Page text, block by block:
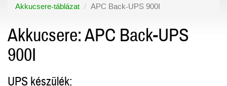
Akkucsere-táblázat APC Back-UPS 900I
Akkucsere: APC Back-UPS
900I
UPS készülék: